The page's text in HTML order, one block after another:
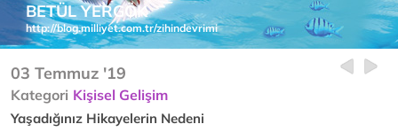
BETÜL YERGÖK
http://blog.milliyet.com.tr/zihindevrimi
03 Temmuz '19
Kategori Kişisel Gelişim
Yaşadığınız Hikayelerin Nedeni